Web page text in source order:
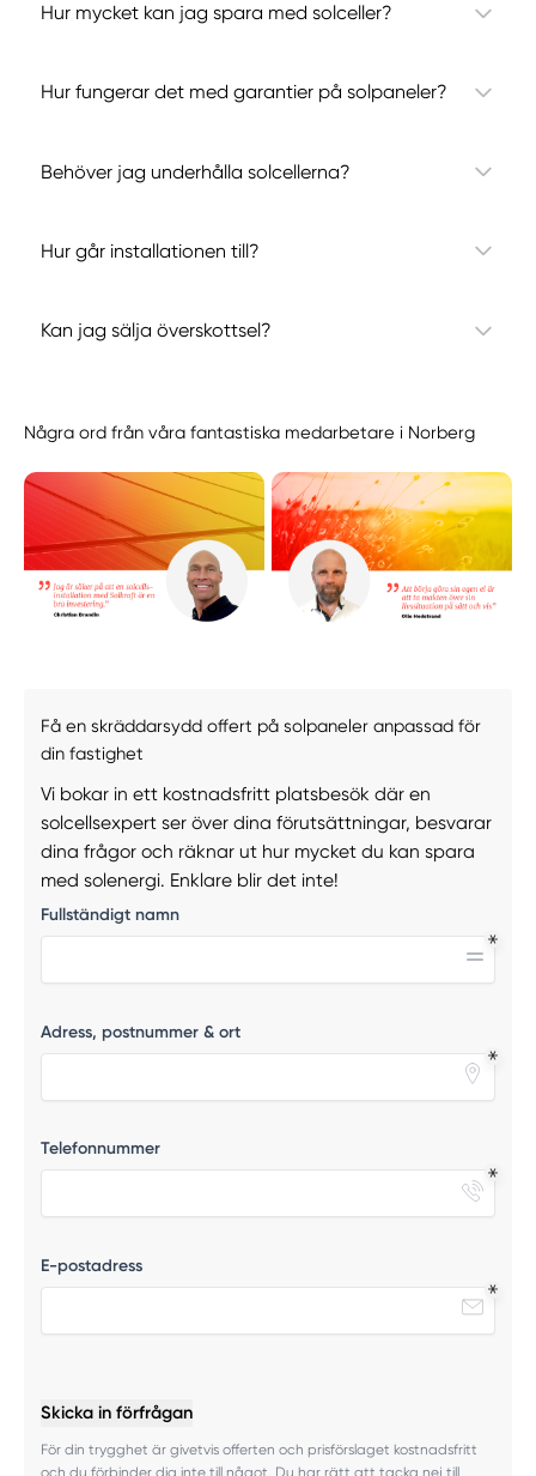
Hur mycket kan jag spara med solceller?
Hur fungerar det med garantier på solpaneler?
Behöver jag underhålla solcellerna?
Hur går installationen till?
Kan jag sälja överskottsel?
Några ord från våra fantastiska medarbetare i Norberg
Få en skräddarsydd offert på solpaneler anpassad för
din fastighet
Vi bokar in ett kostnadsfritt platsbesök där en
solcellsexpert ser över dina förutsättningar, besvarar
dina frågor och räknar ut hur mycket du kan spara
med solenergi. Enklare blir det inte!
Fullständigt namn
Adress, postnummer & ort
Telefonnummer
E-postadress
Skicka in förfrågan
För din trygghet är givetvis offerten och prisförslaget kostnadsfritt
och du förbinder dig inte till något. Du har rätt att tacka nej till